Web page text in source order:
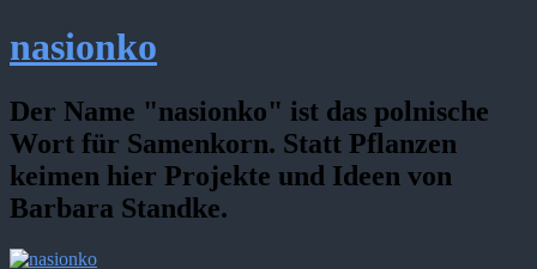
nasionko
Der Name "nasionko" ist das polnische
Wort für Samenkorn. Statt Pflanzen
keimen hier Projekte und Ideen von
Barbara Standke.